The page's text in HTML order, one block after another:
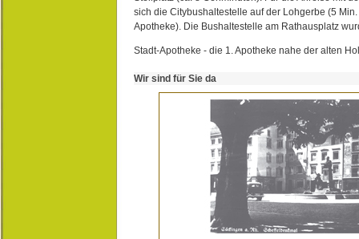
sich die Citybushaltestelle auf der Lohgerbe (5
Apotheke). Die Bushaltestelle am Rathausplatz
Stadt-Apotheke - die 1. Apotheke nahe der alten
Wir sind für Sie da